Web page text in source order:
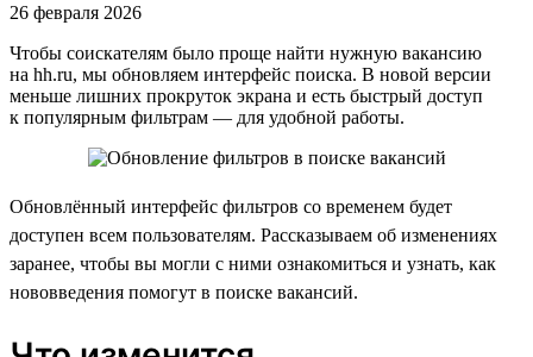
26 февраля 2026
Чтобы соискателям было проще найти нужную вакансию
на hh.ru, мы обновляем интерфейс поиска. В новой версии
меньше лишних прокруток экрана и есть быстрый доступ
к популярным фильтрам — для удобной работы.
Обновлённый интерфейс фильтров со временем будет
доступен всем пользователям. Рассказываем об изменениях
заранее, чтобы вы могли с ними ознакомиться и узнать, как
нововведения помогут в поиске вакансий.